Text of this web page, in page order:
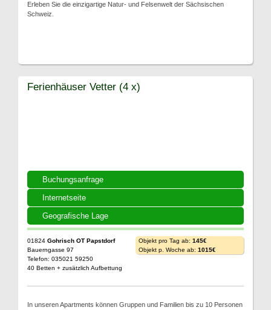
Erleben Sie die einzigartige Natur- und Felsenwelt der Sächsischen
Schweiz.
Buchungsanfrage
Internetseite
Geografische Lage
Ferienhäuser Vetter (4 x)
01824 Gohrisch OT Papstdorf
Bauerngasse 97
Telefon: 035021 59250
40 Betten + zusätzlich Aufbettung
Objekt pro Tag ab: 145€
Objekt p. Woche ab: 1015€
In unseren Apartments können Gruppen und Familien bis zu 10 Personen